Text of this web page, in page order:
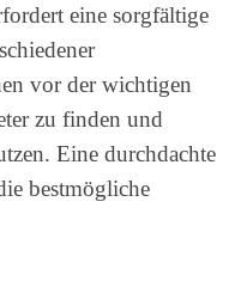
eine sorgfältige
vor der wichtigen
zu finden und
Eine durchdachte
bestmögliche